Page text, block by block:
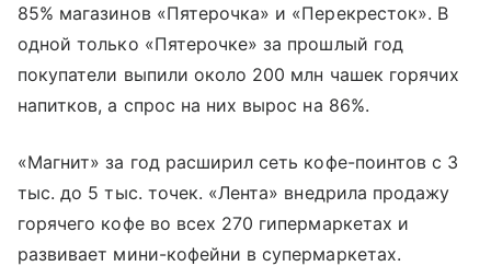
85% магазинов «Пятерочка» и «Перекресток». В
одной только «Пятерочке» за прошлый год
покупатели выпили около 200 млн чашек горячих
напитков, а спрос на них вырос на 86%.
«Магнит» за год расширил сеть кофе-поинтов с 3
тыс. до 5 тыс. точек. «Лента» внедрила продажу
горячего кофе во всех 270 гипермаркетах и
развивает мини-кофейни в супермаркетах.